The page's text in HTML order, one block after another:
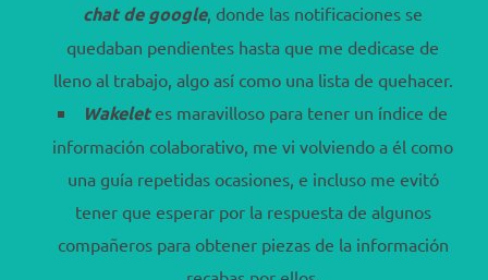
chat de google, donde las notificaciones se
quedaban pendientes hasta que me dedicase de
lleno al trabajo, algo así como una lista de quehacer.
Wakelet es maravilloso para tener un índice de
información colaborativo, me vi volviendo a él como
una guía repetidas ocasiones, e incluso me evitó
tener que esperar por la respuesta de algunos
compañeros para obtener piezas de la información